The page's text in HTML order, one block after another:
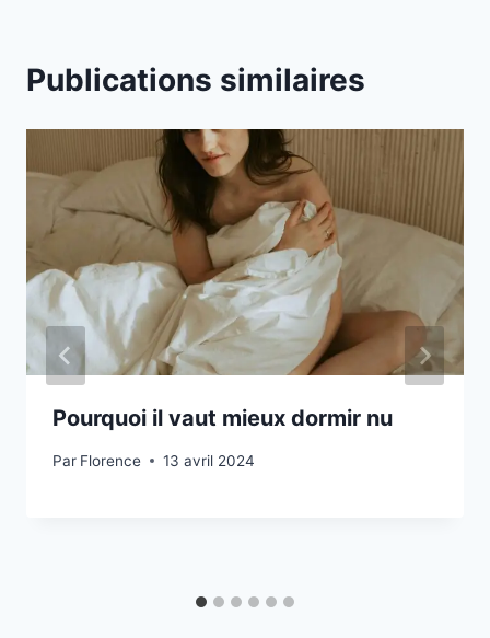
Publications similaires
Pourquoi il vaut mieux dormir nu
Par Florence 13 avril 2024